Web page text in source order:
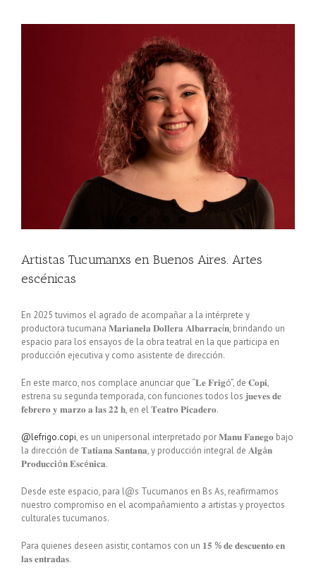
Artistas Tucumanxs en Buenos Aires. Artes
escénicas
En 2025 tuvimos el agrado de acompañar a la intérprete y
productora tucumana 𝐌𝐚𝐫𝐢𝐚𝐧𝐞𝐥𝐚 𝐃𝐨𝐥𝐥𝐞𝐫𝐚 𝐀𝐥𝐛𝐚𝐫𝐫𝐚𝐜í𝐧, brindando un
espacio para los ensayos de la obra teatral en la que participa en
producción ejecutiva y como asistente de dirección.
En este marco, nos complace anunciar que “𝐋𝐞 𝐅𝐫𝐢𝐠ó”, de 𝐂𝐨𝐩𝐢,
estrena su segunda temporada, con funciones todos los 𝐣𝐮𝐞𝐯𝐞𝐬 𝐝𝐞
𝐟𝐞𝐛𝐫𝐞𝐫𝐨 𝐲 𝐦𝐚𝐫𝐳𝐨 𝐚 𝐥𝐚𝐬 𝟐𝟐 𝐡, en el 𝐓𝐞𝐚𝐭𝐫𝐨 𝐏𝐢𝐜𝐚𝐝𝐞𝐫𝐨.
@lefrigo.copi, es un unipersonal interpretado por 𝐌𝐚𝐧𝐮 𝐅𝐚𝐧𝐞𝐠𝐨 bajo
la dirección de 𝐓𝐚𝐭𝐢𝐚𝐧𝐚 𝐒𝐚𝐧𝐭𝐚𝐧𝐚, y producción integral de 𝐀𝐥𝐠á𝐧
𝐏𝐫𝐨𝐝𝐮𝐜𝐜𝐢ó𝐧 𝐄𝐬𝐜é𝐧𝐢𝐜𝐚.
Desde este espacio, para l@s Tucumanos en Bs As, reafirmamos
nuestro compromiso en el acompañamiento a artistas y proyectos
culturales tucumanos.
Para quienes deseen asistir, contamos con un 𝟏𝟓 % 𝐝𝐞 𝐝𝐞𝐬𝐜𝐮𝐞𝐧𝐭𝐨 𝐞𝐧
𝐥𝐚𝐬 𝐞𝐧𝐭𝐫𝐚𝐝𝐚𝐬.